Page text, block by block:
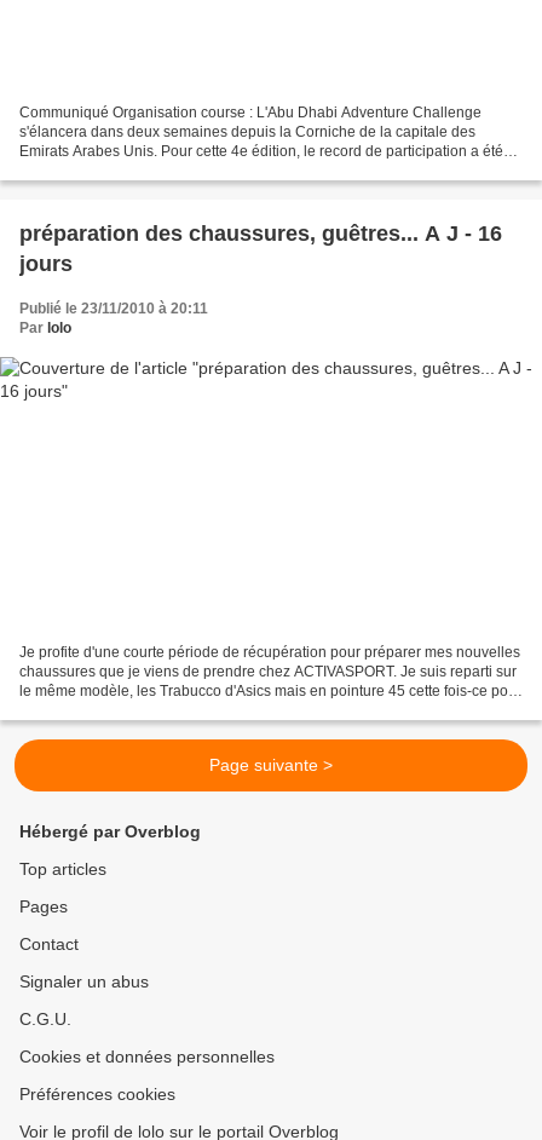
Communiqué Organisation course : L'Abu Dhabi Adventure Challenge
s'élancera dans deux semaines depuis la Corniche de la capitale des
Emirats Arabes Unis. Pour cette 4e édition, le record de participation a été
préparation des chaussures, guêtres... A J - 16
jours
Publié le 23/11/2010 à 20:11
Par lolo
Je profite d'une courte période de récupération pour préparer mes nouvelles
chaussures que je viens de prendre chez ACTIVASPORT. Je suis reparti sur
le même modèle, les Trabucco d'Asics mais en pointure 45 cette fois-ce pour
Page suivante >
Hébergé par Overblog
Top articles
Pages
Contact
Signaler un abus
C.G.U.
Cookies et données personnelles
Préférences cookies
Voir le profil de lolo sur le portail Overblog